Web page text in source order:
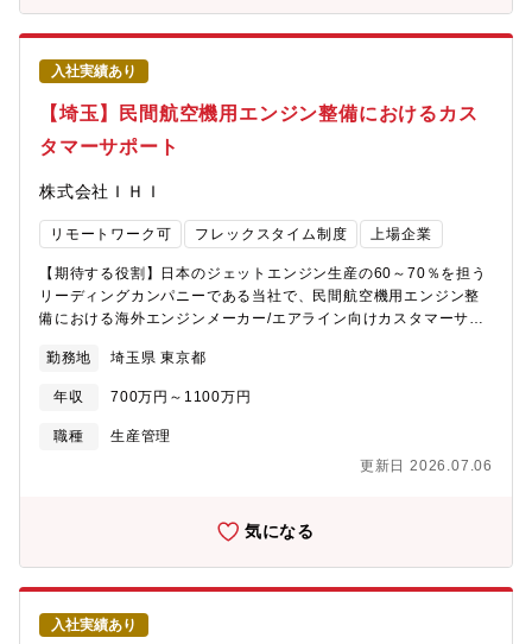
子）近郊・選定：会社選定・間取り：1K，1R・本人負担額：１～
年間のいずれか長い方／35歳以上の場合は入社後2年間 単身赴任
寮 単身赴任期間中※現住居/ご実家から通勤可能な場合（通勤時
間：１時間30分以内）は利用不可【企業の魅力】1853年の創業以
来、造船にはじまり陸上機械へ、さらには航空・宇宙へと、様々
な分野に事業領域を拡張してきました。そして日本の産業界の一
翼を担うリーディングカンパニーのひとつとして、新しい時代を
切り拓いてきています。その根底にあるのは「技術をもって社会
の発展に貢献する」という経営理念です。現在では、各種エネル
ギーシステム、物流システム、産業機械、ターボチャージャ、航
空エンジン、宇宙開発機器などの製品分野において、「顧客満足
よう事業に取り組んでいます。もう一つの経営理念が「人材こそ
企業を発展させるという考えのもと、教育研修や福利厚生などの
充実や社員一人ひとりが活躍できる環境づくりに取り組んでいま
再構築にあたっての課税関係の調査・税金コストの影響測定、最
適化などの国際税務アドバイス・FTA/EPA適用のための原産地管
理や体制構築サポート・関税を含む包括的な税務ヘルスチェッ
ク・移転価格調整に伴う関税の是正サポート 等々サプライチェ
ーンに関連する税務を中心とした支援業務を幅広く提供していま
す。【魅力】当法人は、国際会計事務所であるKPMGのメンバー
ファームとして、日系、外資系を問わず多くの顧客の活動を税の
足の提供を目指して日々研鑽に努めています。さらにKPMGジャ
パングループの一員として、あずさ監査法人および、KPMG FAS
グループ、KPMGコンサルティング等のアドバイザリーチームと
際税務部門内、関税・間接税を含むサプライチェーンに関するア
ドバイザリーサービスグループ＊部門全体は120名超、このグルー
プは現在8名【KPMGについて】KPMGは、世界145ヵ国に約26万
名の職員を擁するグローバルメンバーファームです。 KPMG
のプロフェッショナルファームによって構成されています。
国内拠点とする国内最大級の税理士法人です。KPMGのグローバ
ルネットワークを駆使した、高品質な税務関連のアドバイスを、
入社実績あり
【埼玉】民間航空機用エンジン整備におけるカス
タマーサポート
株式会社ＩＨＩ
リモートワーク可 フレックスタイム制度 上場企業
【期待する役割】日本のジェットエンジン生産の60～70％を担う
リーディングカンパニーである当社で、民間航空機用エンジン整
備における海外エンジンメーカー/エアライン向けカスタマーサポ
まえ管理職あるいは担当管理職（スペシャリスト）としての採用
となる可能性がございます。【具体的には】民間航空機用エンジ
ン(PW1100G-JM/V2500)の整備(オーバーホール)における、世界
中のエアライン/海外エンジンメーカー向けのカスタマーサポート
なり、IHIの整備工場に搬入されたエンジン整備に関して、顧客の
き当て管理、輸出入管理等を実施し、顧客への納入まで担当いた
だきます。【働き方】・月平均残業30時間程度で恒常的な残業も
なく、長期就業可能な環境です。・業務の関係上、基本出社勤務
となりますがご事情に応じて在宅勤務やフレックスタイムの使用
も可能です。【ポジションの魅力】リーディングカンパニーとし
てエンジンの開発、製造技術を生かした各種エンジンの整備にも
勤務地 埼玉県 東京都
年収 700万円～1100万円
職種
生産管理
更新日 2026.07.06
気になる
入社実績あり